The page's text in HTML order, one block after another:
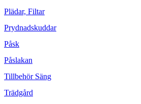
Plädar, Filtar
Prydnadskuddar
Påsk
Påslakan
Tillbehör Säng
Trädgård